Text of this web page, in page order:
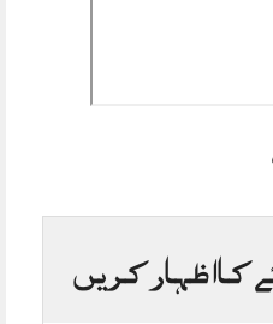
کا اظہار کریں